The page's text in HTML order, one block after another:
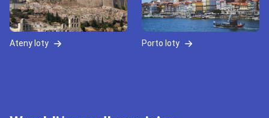
Ateny loty Porto loty